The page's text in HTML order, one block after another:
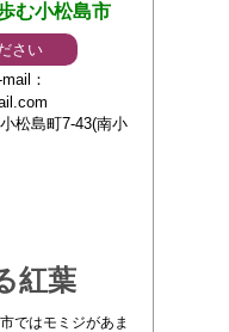
む小松島市
さい
：
松島町7-43(南小
紅葉
ではモミジがあま